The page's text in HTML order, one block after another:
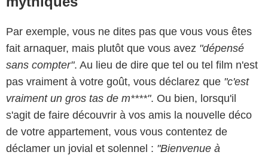
Par exemple, vous ne dites pas que vous vous êtes
fait arnaquer, mais plutôt que vous avez "dépensé
sans compter". Au lieu de dire que tel ou tel film n'est
pas vraiment à votre goût, vous déclarez que "c'est
vraiment un gros tas de m****". Ou bien, lorsqu'il
s'agit de faire découvrir à vos amis la nouvelle déco
de votre appartement, vous vous contentez de
déclamer un jovial et solennel : "Bienvenue à